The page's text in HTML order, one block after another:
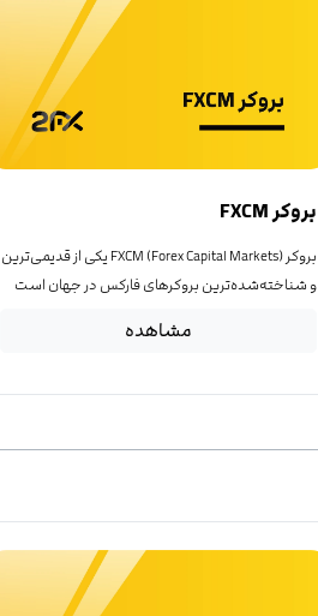
بروکر FXCM
بروکر FXCM (Forex Capital Markets) یکی از قدیمی‌ترین
و شناخته‌شده‌ترین بروکرهای فارکس در جهان است
مشاهده